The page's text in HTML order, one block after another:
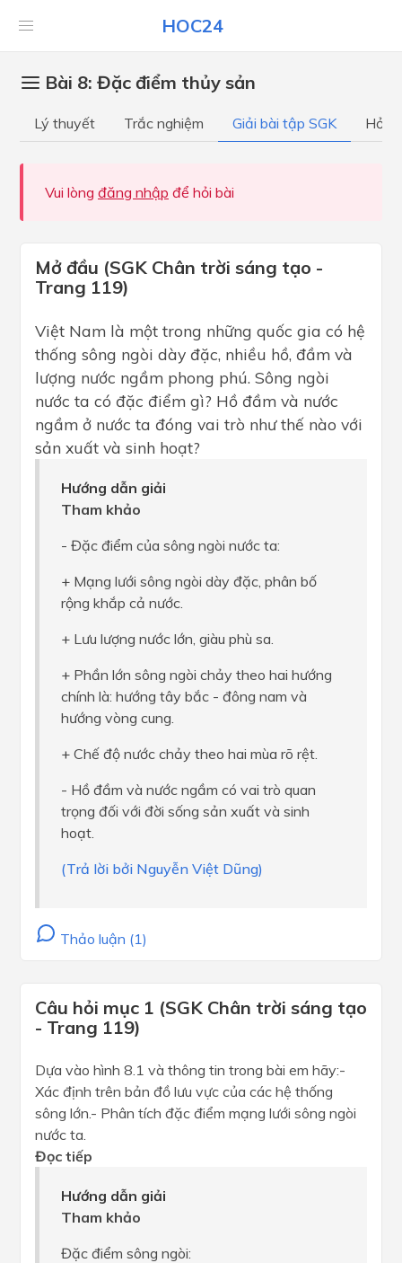
HOC24
Bài 8: Đặc điểm thủy sản
Lý thuyết Trắc nghiệm Giải bài tập SGK Hỏi
Vui lòng đăng nhập để hỏi bài
Mở đầu (SGK Chân trời sáng tạo -
Trang 119)
Việt Nam là một trong những quốc gia có hệ
thống sông ngòi dày đặc, nhiều hồ, đầm và
lượng nước ngầm phong phú. Sông ngòi
nước ta có đặc điểm gì? Hồ đầm và nước
ngầm ở nước ta đóng vai trò như thế nào với
sản xuất và sinh hoạt?
Hướng dẫn giải
Tham khảo
- Đặc điểm của sông ngòi nước ta:
+ Mạng lưới sông ngòi dày đặc, phân bố
rộng khắp cả nước.
+ Lưu lượng nước lớn, giàu phù sa.
+ Phần lớn sông ngòi chảy theo hai hướng
chính là: hướng tây bắc - đông nam và
hướng vòng cung.
+ Chế độ nước chảy theo hai mùa rõ rệt.
- Hồ đầm và nước ngầm có vai trò quan
trọng đối với đời sống sản xuất và sinh
hoạt.
(Trả lời bởi Nguyễn Việt Dũng)
Thảo luận (1)
Câu hỏi mục 1 (SGK Chân trời sáng tạo
- Trang 119)
Dựa vào hình 8.1 và thông tin trong bài em hãy:-
Xác định trên bản đồ lưu vực của các hệ thống
sông lớn.- Phân tích đặc điểm mạng lưới sông ngòi
nước ta.
Đọc tiếp
Hướng dẫn giải
Tham khảo
Đặc điểm sông ngòi: